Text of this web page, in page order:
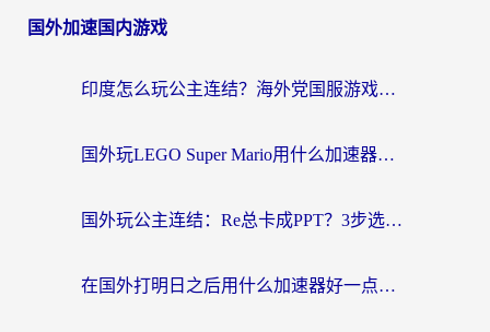
导
国外加速国内游戏
印度怎么玩公主连结？海外党国服游戏加速终极指南（附仙境传说RO重生细胞优化技巧）
国外玩LEGO Super Mario用什么加速器？2026海外玩家亲测有效指南
国外玩公主连结：Re总卡成PPT？3步选对加速器，畅玩国服无压力
在国外打明日之后用什么加速器好一点？海外玩家亲测有效的国服游戏加速指南